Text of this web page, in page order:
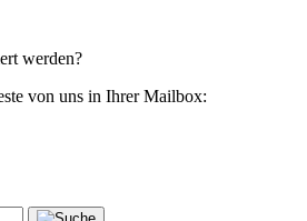
werden?
von uns in Ihrer Mailbox: